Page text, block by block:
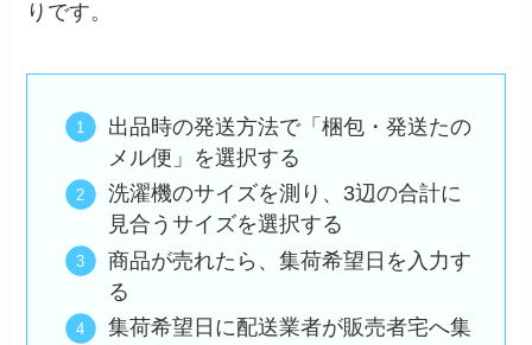
りです。
出品時の発送方法で「梱包・発送たの
メル便」を選択する
洗濯機のサイズを測り、3辺の合計に
見合うサイズを選択する
商品が売れたら、集荷希望日を入力す
る
集荷希望日に配送業者が販売者宅へ集